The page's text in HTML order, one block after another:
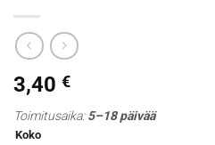
3,40 €
Toimitusaika:5–18 päivää
Koko